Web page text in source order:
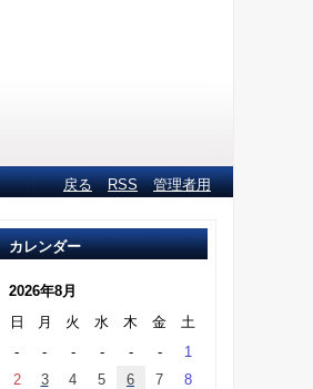
戻る RSS 管理者用
カレンダー
2026年8月
日
月 火 水 木 金
土
-
- - - - -
1
2
3 4 5 6 7
8